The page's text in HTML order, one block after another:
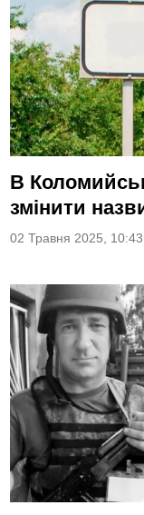
В
змінити
02 Травня 2025, 10:43